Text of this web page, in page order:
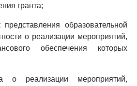
гранта;
образовательной
о реализации мероприятий,
обеспечения которых
о реализации мероприятий,